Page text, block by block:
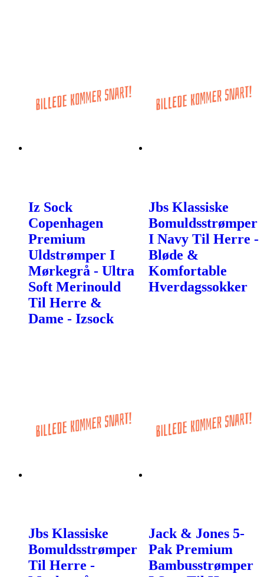
Iz Sock
Copenhagen
Premium
Uldstrømper I
Mørkegrå - Ultra
Soft Merinould
Til Herre &
Dame - Izsock
Jbs Klassiske
Bomuldsstrømper
I Navy Til Herre -
Bløde &
Komfortable
Hverdagssokker
Jbs Klassiske
Bomuldsstrømper
Til Herre -
Jack & Jones 5-
Pak Premium
Bambusstrømper